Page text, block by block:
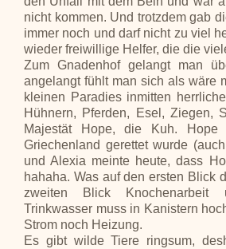
nicht kommen. Und trotzdem gab
immer noch und darf nicht zu viel
wieder freiwillige Helfer, die die
Zum Gnadenhof gelangt man
angelangt fühlt man sich als wäre
kleinen Paradies inmitten
Hühnern, Pferden, Esel, Ziegen,
Majestät Hope, die Kuh.
Griechenland gerettet wurde
und Alexia meinte heute, dass
hahaha. Was auf den ersten Blick
zweiten Blick Knochenarbeit
Trinkwasser muss in Kanistern
Strom noch Heizung.
Es gibt wilde Tiere ringsum,